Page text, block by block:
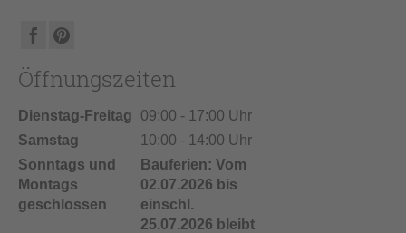
Öffnungszeiten
Dienstag-Freitag
09:00 - 17:00 Uhr
Samstag
10:00 - 14:00 Uhr
Sonntags und
Montags
geschlossen
Bauferien: Vom
02.07.2026 bis
einschl.
25.07.2026 bleibt